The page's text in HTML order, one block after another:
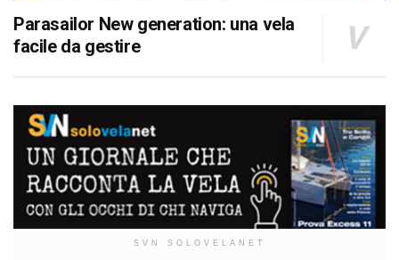
Parasailor New generation: una vela
facile da gestire
SVN SOLOVELANET